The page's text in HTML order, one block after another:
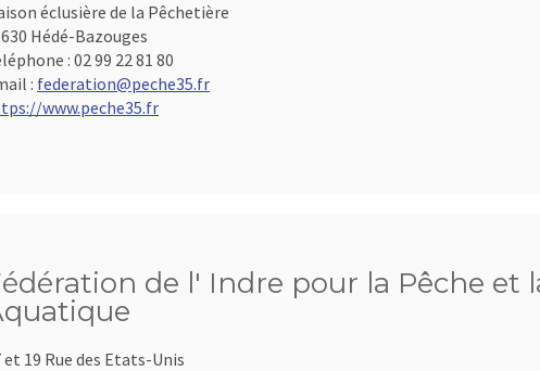
éclusière de la Pêchetière
Hédé-Bazouges
: 02 99 22 81 80
: federation@peche35.fr
www.peche35.fr
de l' Indre pour la Pêche et
et 19 Rue des Etats-Unis